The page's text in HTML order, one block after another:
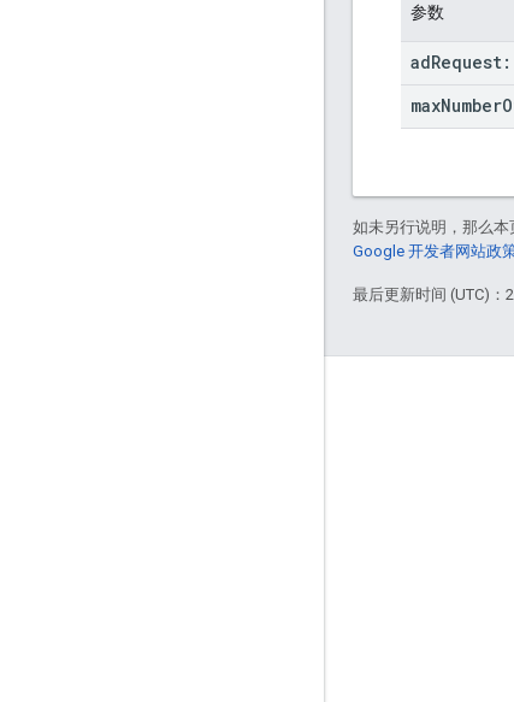
参数
adRequest:
maxNumber
如未另行说明，那么
Google 开发者网站政
最后更新时间 (UTC)：